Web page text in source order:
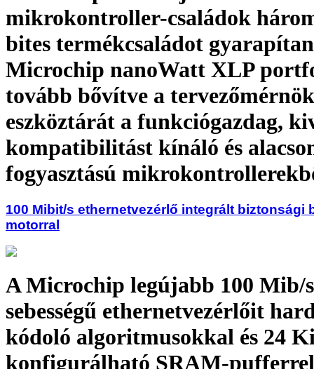
mikrokontroller-családok
bites termékcsaládot
Microchip nanoWatt XLP
tovább bővítve a
eszköztárát a funkciógazdag,
kompatibilitást kínáló és
fogyasztású
100 Mibit/s ethernetvezérlő integrált biztonsági
motorral
A Microchip legújabb 100 Mib/s
sebességű ethernetvezérlőit
kódoló algoritmusokkal és 24
konfigurálható SRAM-